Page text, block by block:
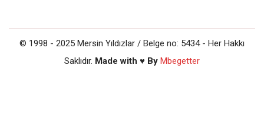
© 1998 - 2025 Mersin Yıldızlar / Belge no: 5434 - Her Hakkı
Saklıdır. Made with ♥ By Mbegetter